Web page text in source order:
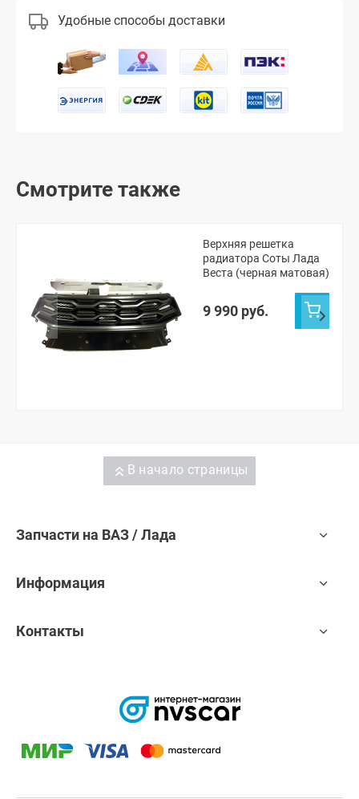
Удобные способы доставки
Смотрите также
Верхняя решетка
радиатора Соты Лада
Веста (черная матовая)
9 990 руб.
В начало страницы
Запчасти на ВАЗ / Лада
Информация
Контакты